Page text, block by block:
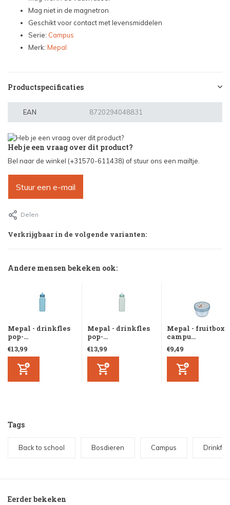
Mag niet in de magnetron
Geschikt voor contact met levensmiddelen
Serie: Campus
Merk: Mepal
Productspecificaties
EAN 8720294048831
Heb je een vraag over dit product?
Bel naar de winkel (+31570-611438) of stuur ons een mailtje.
Stuur een e-mail
Delen
Verkrijgbaar in de volgende varianten:
Andere mensen bekeken ook:
Mepal - drinkfles
pop-...
€13,99
Mepal - drinkfles
pop-...
€13,99
Mepal - fruitbox
campu...
€9,49
Tags
Back to school Bosdieren Campus
Eerder bekeken